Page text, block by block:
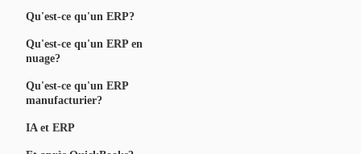
Qu'est-ce qu'un ERP?
Qu'est-ce qu'un ERP en
nuage?
Qu'est-ce qu'un ERP
manufacturier?
IA et ERP